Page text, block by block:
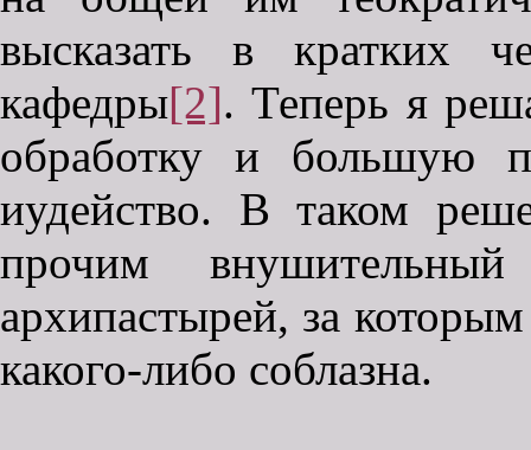
высказать в кратких
кафедры[2]. Теперь я
обработку и большую
иудейство. В таком
прочим
архипастырей, за
какого-либо соблазна.